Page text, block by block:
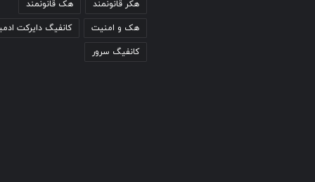
هکر قانونمند هک قانونمند
هک و امنیت کانفیگ دایرکت
کانفیگ سرور